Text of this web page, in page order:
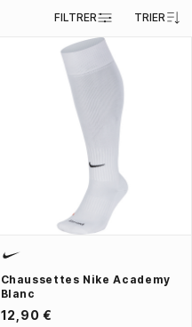
FILTRER TRIER
Chaussettes Nike Academy
Blanc
12,90 €